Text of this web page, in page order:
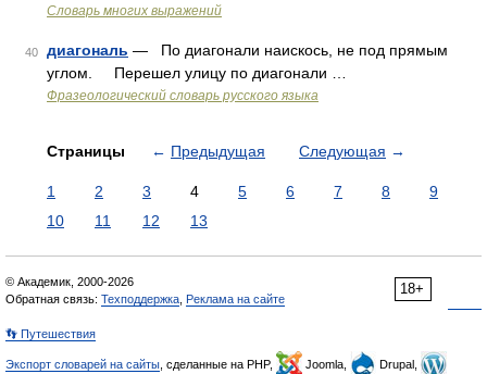
Словарь многих выражений
40 диагональ — По диагонали наискось, не под прямым
углом. Перешел улицу по диагонали …
Фразеологический словарь русского языка
Страницы ← Предыдущая Следующая →
1 2 3 4 5 6 7 8
9
10
11 12 13
18+
© Академик, 2000-2026
Обратная связь: Техподдержка Реклама на сайте
👣 Путешествия
Экспорт словарей на сайты , сделанные на PHP, Joomla,
Drupal,